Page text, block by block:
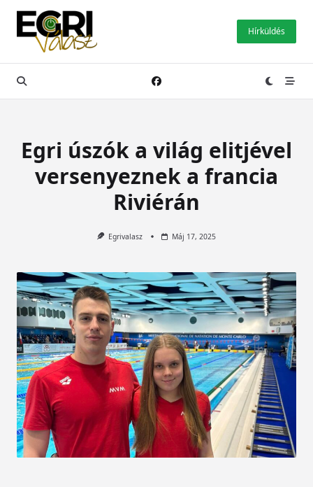
Skip
content
Hírküldés
Egri úszók a világ elitjével
versenyeznek a francia
Riviérán
Egrivalasz Máj 17, 2025